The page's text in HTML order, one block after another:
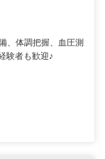
、体調把握、血圧測
験者も歓迎♪